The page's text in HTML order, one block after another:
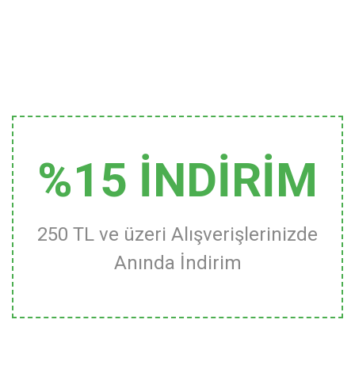
%15 İNDİRİM
250 TL ve üzeri Alışverişlerinizde
Anında İndirim